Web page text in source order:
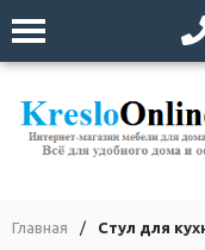
Главная / Стул для